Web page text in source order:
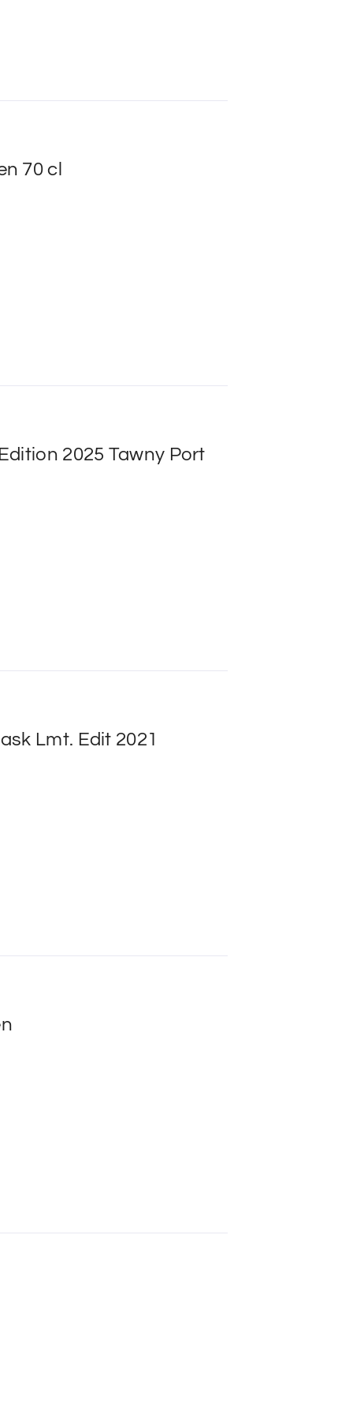
70 cl
2025 Tawny Port
Lmt. Edit 2021